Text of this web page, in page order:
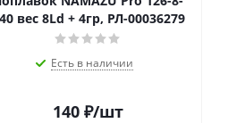
вес 8Ld + 4гр, РЛ-00036279
Есть в наличии
140 ₽/шт